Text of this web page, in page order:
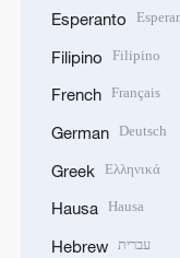
Esperanto
Filipino Filipino
French Français
German Deutsch
Greek Ελληνικά
Hausa Hausa
Hebrew עברית